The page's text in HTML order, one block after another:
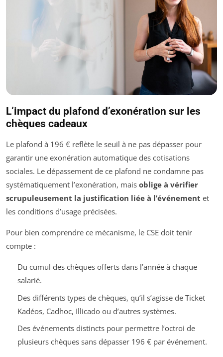
L’impact du plafond d’exonération sur les
chèques cadeaux
Le plafond à 196 € reflète le seuil à ne pas dépasser pour
garantir une exonération automatique des cotisations
sociales. Le dépassement de ce plafond ne condamne pas
systématiquement l’exonération, mais oblige à vérifier
scrupuleusement la justification liée à l’événement et
les conditions d’usage précisées.
Pour bien comprendre ce mécanisme, le CSE doit tenir
compte :
Du cumul des chèques offerts dans l’année à chaque
salarié.
Des différents types de chèques, qu’il s’agisse de Ticket
Kadéos, Cadhoc, Illicado ou d’autres systèmes.
Des événements distincts pour permettre l’octroi de
plusieurs chèques sans dépasser 196 € par événement.